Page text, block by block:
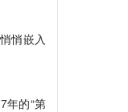
悄嵌入
年的“第